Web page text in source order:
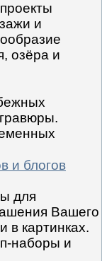
и
озёра и
и блогов
для
Вашего
в картинках.
наборы и